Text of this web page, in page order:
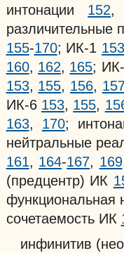
интонации 152
различительные
155-170; ИК-1
160, 162 165;
153, 155 156
ИК-6 153, 155
163, 170;
нейтральные
161
164-167 169
(предцентр) ИК
функциональная
сочетаемость ИК
инфинитив